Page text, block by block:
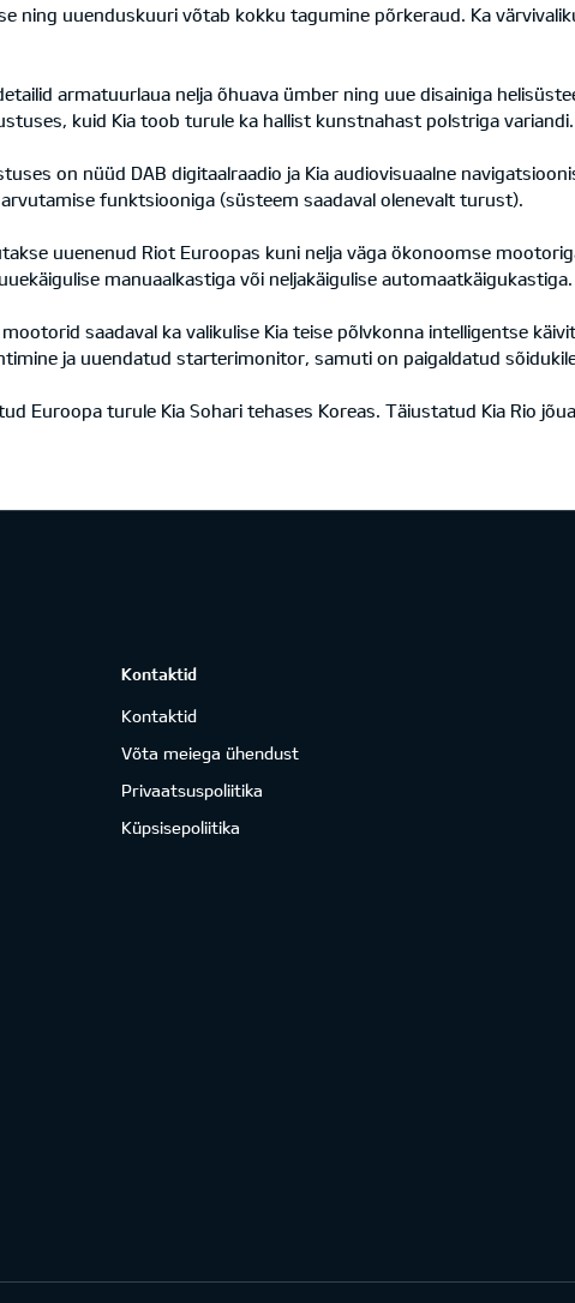
ning uuenduskuuri võtab kokku tagumine põrkeraud. Ka
armatuurlaua nelja õhuava ümber ning uue disainiga
kuid Kia toob turule ka hallist kunstnahast polstriga variandi.
on nüüd DAB digitaalraadio ja Kia audiovisuaalne
funktsiooniga (süsteem saadaval olenevalt turust).
uuenenud Riot Euroopas kuni nelja väga ökonoomse
manuaalkastiga või neljakäigulise automaatkäigukastiga.
saadaval ka valikulise Kia teise põlvkonna intelligentse
ja uuendatud starterimonitor, samuti on paigaldatud
Euroopa turule Kia Sohari tehases Koreas. Täiustatud Kia Rio
Kontaktid
Kontaktid
Võta meiega ühendust
Privaatsuspoliitika
Küpsisepoliitika